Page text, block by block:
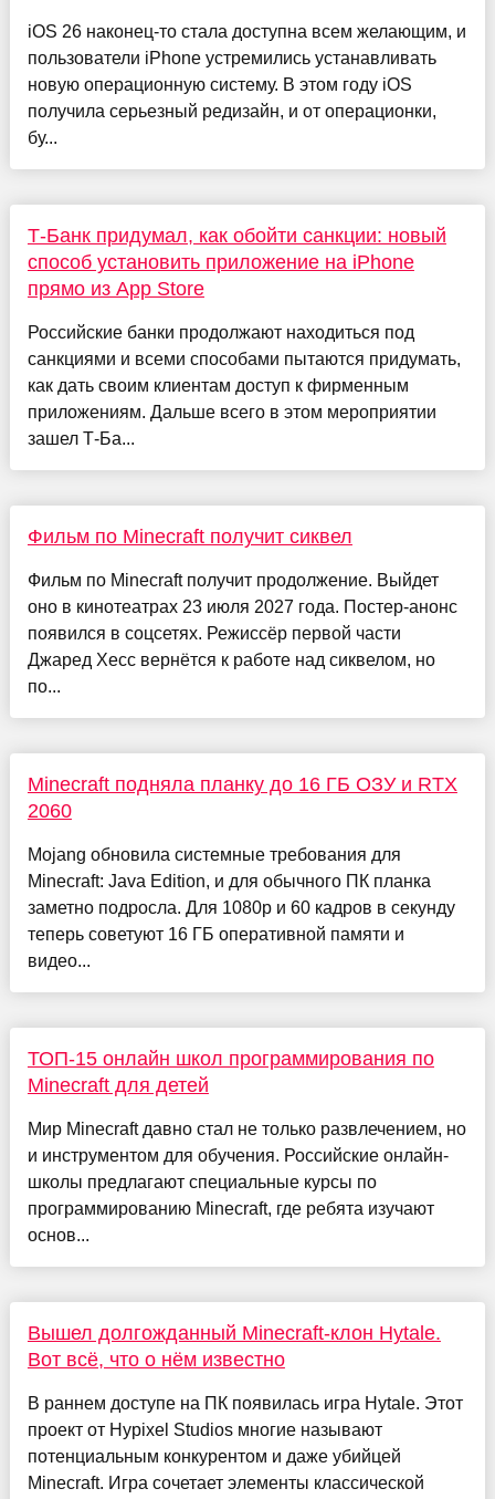
iOS 26 наконец-то стала доступна всем желающим, и
пользователи iPhone устремились устанавливать
новую операционную систему. В этом году iOS
получила серьезный редизайн, и от операционки,
бу...
Т-Банк придумал, как обойти санкции: новый
способ установить приложение на iPhone
прямо из App Store
Российские банки продолжают находиться под
санкциями и всеми способами пытаются придумать,
как дать своим клиентам доступ к фирменным
приложениям. Дальше всего в этом мероприятии
зашел Т-Ба...
Фильм по Minecraft получит сиквел
Фильм по Minecraft получит продолжение. Выйдет
оно в кинотеатрах 23 июля 2027 года. Постер-анонс
появился в соцсетях. Режиссёр первой части
Джаред Хесс вернётся к работе над сиквелом, но
по...
Minecraft подняла планку до 16 ГБ ОЗУ и RTX
2060
Mojang обновила системные требования для
Minecraft: Java Edition, и для обычного ПК планка
заметно подросла. Для 1080p и 60 кадров в секунду
теперь советуют 16 ГБ оперативной памяти и
видео...
ТОП-15 онлайн школ программирования по
Minecraft для детей
Мир Minecraft давно стал не только развлечением, но
и инструментом для обучения. Российские онлайн-
школы предлагают специальные курсы по
программированию Minecraft, где ребята изучают
основ...
Вышел долгожданный Minecraft-клон Hytale.
Вот всё, что о нём известно
В раннем доступе на ПК появилась игра Hytale. Этот
проект от Hypixel Studios многие называют
потенциальным конкурентом и даже убийцей
Minecraft. Игра сочетает элементы классической